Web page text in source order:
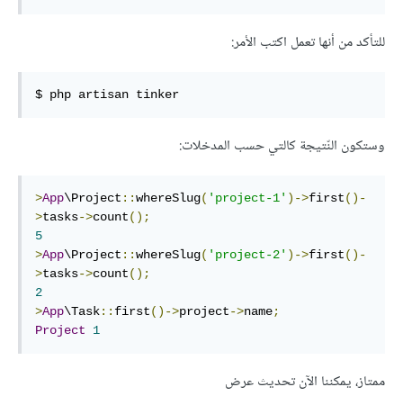
للتأكد من أنها تعمل اكتب الأمر:
$ php artisan tinker
وستكون النّتيجة كالتي حسب المدخلات:
>App\Project ::whereSlug( 'project-1' )->first()-
>tasks->count();
5
>App\Project ::whereSlug( 'project-2' )->first()-
>tasks->count();
2
>App\Task:: first()->project->name;
Project
1
ممتاز، يمكننا الآن تحديث عرض